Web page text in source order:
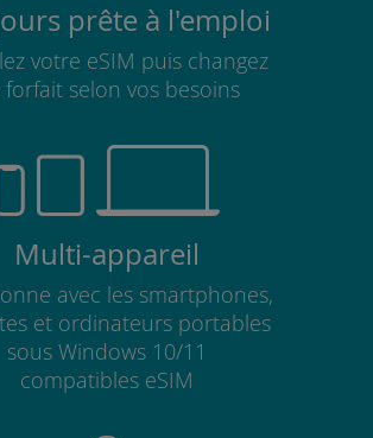
prête à l'emploi
votre eSIM puis changez
forfait selon vos besoins
Multi-appareil
avec les smartphones,
et ordinateurs portables
sous Windows 10/11
compatibles eSIM